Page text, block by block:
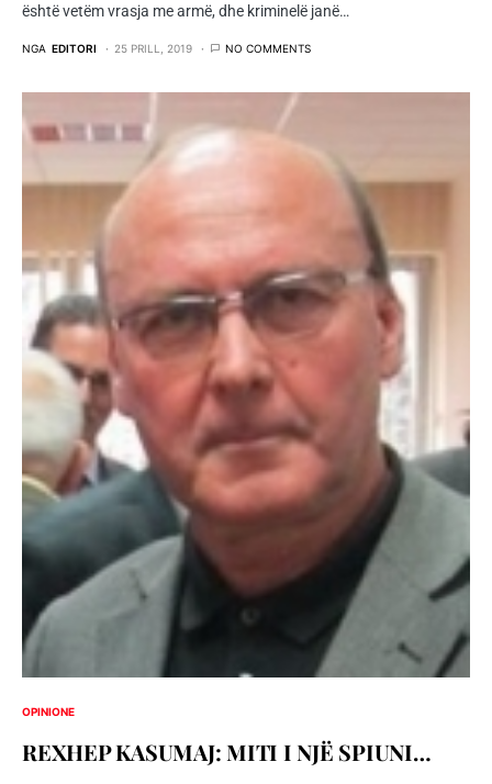
është vetëm vrasja me armë, dhe kriminelë janë…
NGA EDITORI 25 PRILL, 2019 NO COMMENTS
OPINIONE
REXHEP KASUMAJ: MITI I NJË SPIUNI…